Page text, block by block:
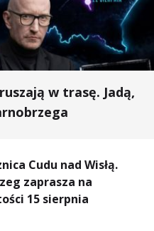
w trasę. Jadą,
Cudu nad Wisłą.
zaprasza na
15 sierpnia